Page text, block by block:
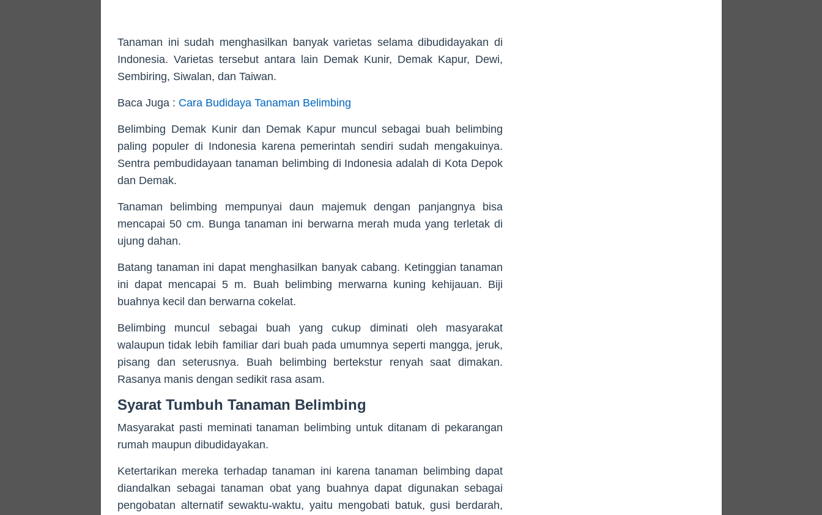
Tanaman ini sudah menghasilkan banyak varietas selama dibudidayakan di
Indonesia. Varietas tersebut antara lain Demak Kunir, Demak Kapur, Dewi,
Sembiring, Siwalan, dan Taiwan.
Baca Juga : Cara Budidaya Tanaman Belimbing
Belimbing Demak Kunir dan Demak Kapur muncul sebagai buah belimbing
paling populer di Indonesia karena pemerintah sendiri sudah mengakuinya.
Sentra pembudidayaan tanaman belimbing di Indonesia adalah di Kota Depok
dan Demak.
Tanaman belimbing mempunyai daun majemuk dengan panjangnya bisa
mencapai 50 cm. Bunga tanaman ini berwarna merah muda yang terletak di
ujung dahan.
Batang tanaman ini dapat menghasilkan banyak cabang. Ketinggian tanaman
ini dapat mencapai 5 m. Buah belimbing merwarna kuning kehijauan. Biji
buahnya kecil dan berwarna cokelat.
Belimbing muncul sebagai buah yang cukup diminati oleh masyarakat
walaupun tidak lebih familiar dari buah pada umumnya seperti mangga, jeruk,
pisang dan seterusnya. Buah belimbing bertekstur renyah saat dimakan.
Rasanya manis dengan sedikit rasa asam.
Syarat Tumbuh Tanaman Belimbing
Masyarakat pasti meminati tanaman belimbing untuk ditanam di pekarangan
rumah maupun dibudidayakan.
Ketertarikan mereka terhadap tanaman ini karena tanaman belimbing dapat
diandalkan sebagai tanaman obat yang buahnya dapat digunakan sebagai
pengobatan alternatif sewaktu-waktu, yaitu mengobati batuk, gusi berdarah,